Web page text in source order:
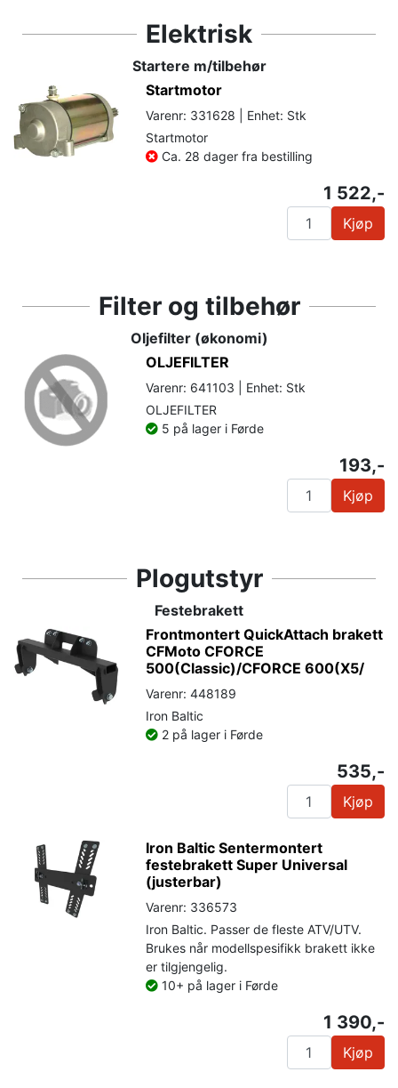
Elektrisk
Startere m/tilbehør
Startmotor
Varenr: 331628 | Enhet: Stk
Startmotor
Ca. 28 dager fra bestilling
1 522,-
Kjøp
Filter og tilbehør
Oljefilter (økonomi)
OLJEFILTER
Varenr: 641103 | Enhet: Stk
OLJEFILTER
5 på lager i Førde
193,-
Kjøp
Plogutstyr
Festebrakett
Frontmontert QuickAttach brakett
CFMoto CFORCE
500(Classic)/CFORCE 600(X5/
Varenr: 448189
Iron Baltic
2 på lager i Førde
535,-
Kjøp
Iron Baltic Sentermontert
festebrakett Super Universal
(justerbar)
Varenr: 336573
Iron Baltic. Passer de fleste ATV/UTV.
Brukes når modellspesifikk brakett ikke
er tilgjengelig.
10+ på lager i Førde
1 390,-
Kjøp